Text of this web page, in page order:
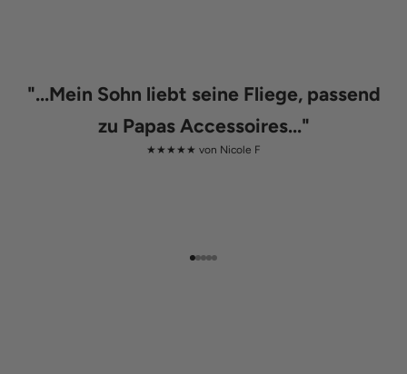
"...Mein Sohn liebt seine Fliege, passend
zu Papas Accessoires..."
★★★★★ von Nicole F
Gehe zu Element 1
Gehe zu Element 2
Gehe zu Element 3
Gehe zu Element 4
Gehe zu Element 5